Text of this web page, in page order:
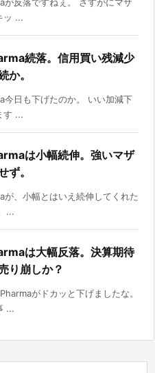
ッ ...
続落。信用買い残減少
か。
日も下げたのか。 いい加減下
す ...
は小幅続伸。強いマザ
ず。
、小幅とはいえ続伸してくれた
...
は大幅反落。決算期待
り崩しか？
がドカッと下げましたな。
...